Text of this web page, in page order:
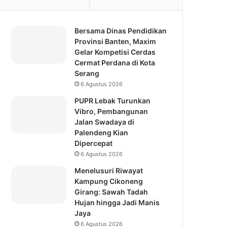
Bersama Dinas Pendidikan
Provinsi Banten, Maxim
Gelar Kompetisi Cerdas
Cermat Perdana di Kota
Serang
6 Agustus 2026
PUPR Lebak Turunkan
Vibro, Pembangunan
Jalan Swadaya di
Palendeng Kian
Dipercepat
6 Agustus 2026
Menelusuri Riwayat
Kampung Cikoneng
Girang: Sawah Tadah
Hujan hingga Jadi Manis
Jaya
6 Agustus 2026